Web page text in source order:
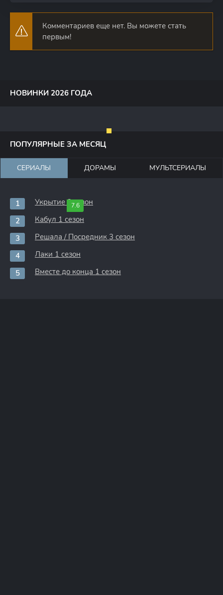
Комментариев еще нет. Вы можете стать
первым!
НОВИНКИ 2026 ГОДА
ПОПУЛЯРНЫЕ ЗА МЕСЯЦ
СЕРИАЛЫ ДОРАМЫ МУЛЬТСЕРИАЛЫ
7.6
Укрытие 3 сезон
Кабул 1 сезон
Решала / Посредник 3 сезон
Лаки 1 сезон
Вместе до конца 1 сезон